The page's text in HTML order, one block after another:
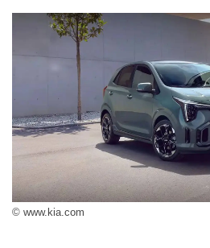
© www.kia.com